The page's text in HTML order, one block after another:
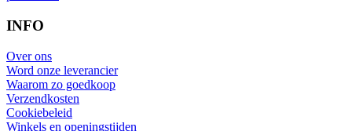
INFO
Over ons
Word onze leverancier
Waarom zo goedkoop
Verzendkosten
Cookiebeleid
Winkels en openingstijden